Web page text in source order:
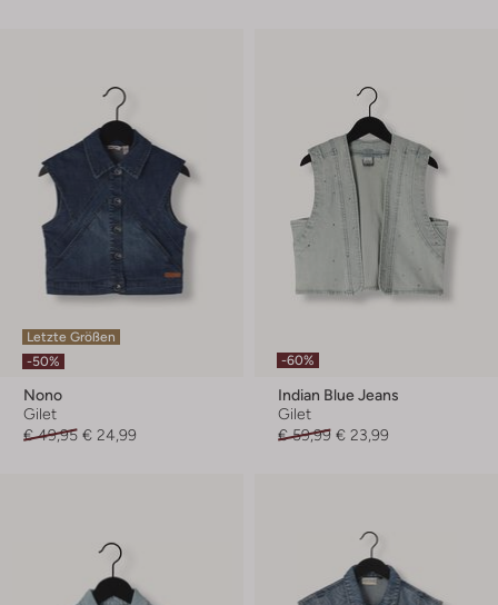
Letzte Größen
-50%
Nono
Gilet
€ 49,95 € 24,99
-60%
Indian Blue Jeans
Gilet
€ 59,99 € 23,99